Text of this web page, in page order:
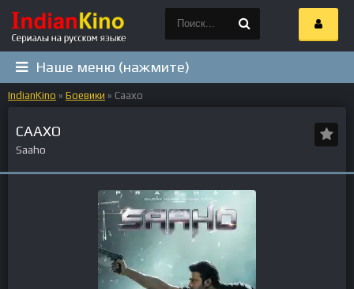
Наше меню (нажмите)
IndianKino » Боевики » Саахо
СААХО
Saaho